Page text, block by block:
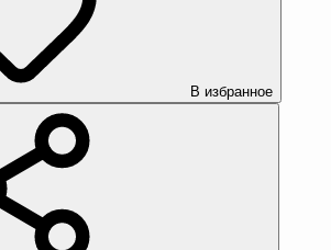
В избранное